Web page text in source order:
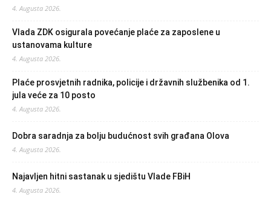
4. Augusta 2026.
Vlada ZDK osigurala povećanje plaće za zaposlene u
ustanovama kulture
4. Augusta 2026.
Plaće prosvjetnih radnika, policije i državnih službenika od 1.
jula veće za 10 posto
4. Augusta 2026.
Dobra saradnja za bolju budućnost svih građana Olova
4. Augusta 2026.
Najavljen hitni sastanak u sjedištu Vlade FBiH
4. Augusta 2026.